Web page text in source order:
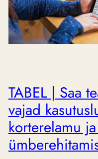
TABEL | Saa
vajad
korterelamu